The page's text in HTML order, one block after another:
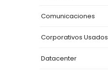
Comunicaciones
Corporativos Usados
Datacenter